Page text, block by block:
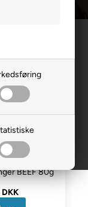
BEEF 80g
DKK